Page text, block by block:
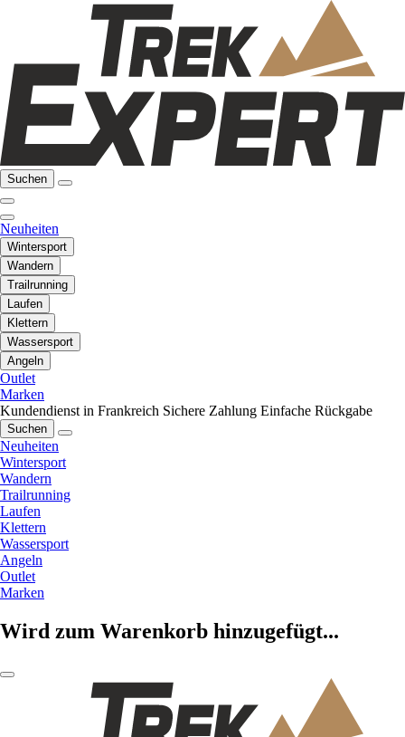
Suchen
Neuheiten
Wintersport
Wandern
Trailrunning
Laufen
Klettern
Wassersport
Angeln
Outlet
Marken
Kundendienst in Frankreich Sichere Zahlung Einfache Rückgabe
Suchen
Neuheiten
Wintersport
Wandern
Trailrunning
Laufen
Klettern
Wassersport
Angeln
Outlet
Marken
Wird zum Warenkorb hinzugefügt...